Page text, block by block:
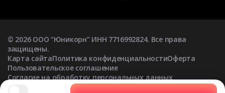
© 2026ООО “Юникорн” ИНН 7716992824. Все права
защищены.
Карта сайтаПолитика конфиденциальностиОферта
Пользовательское соглашение
Согласие на обработку персональных данных
Согласие на получение рекламных рассылок